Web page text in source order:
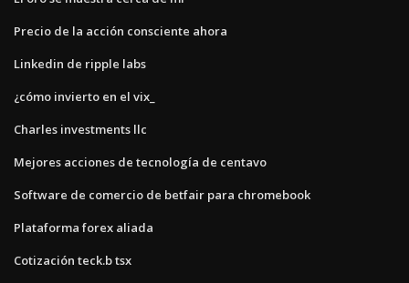
Precio de la acción consciente ahora
Linkedin de ripple labs
¿cómo invierto en el vix_
Charles investments llc
Mejores acciones de tecnología de centavo
Software de comercio de betfair para chromebook
Plataforma forex aliada
Cotización teck.b tsx